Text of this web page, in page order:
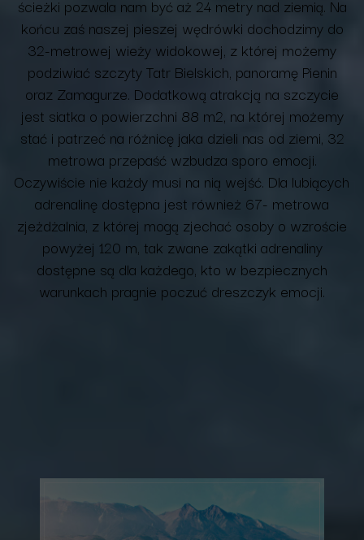
ścieżki pozwala nam być aż 24 metry nad ziemią. Na
końcu zaś naszej pieszej wędrówki dochodzimy do
32-metrowej wieży widokowej, z której możemy
podziwiać szczyty Tatr Bielskich, panoramę Pienin
oraz Zamagurze. Dodatkową atrakcją na szczycie
jest siatka o powierzchni 88 m2, na której możemy
stać i patrzeć na różnicę jaka dzieli nas od ziemi, 32
metrowa przepaść wzbudza sporo emocji.
Oczywiście nie każdy musi na nią wejść. Dla lubiących
adrenalinę dostępna jest również 67- metrowa
zjeżdżalnia, z której mogą zjechać osoby o wzroście
powyżej 120 m, tak zwane zakątki adrenaliny
dostępne są dla każdego, kto w bezpiecznych
warunkach pragnie poczuć dreszczyk emocji.